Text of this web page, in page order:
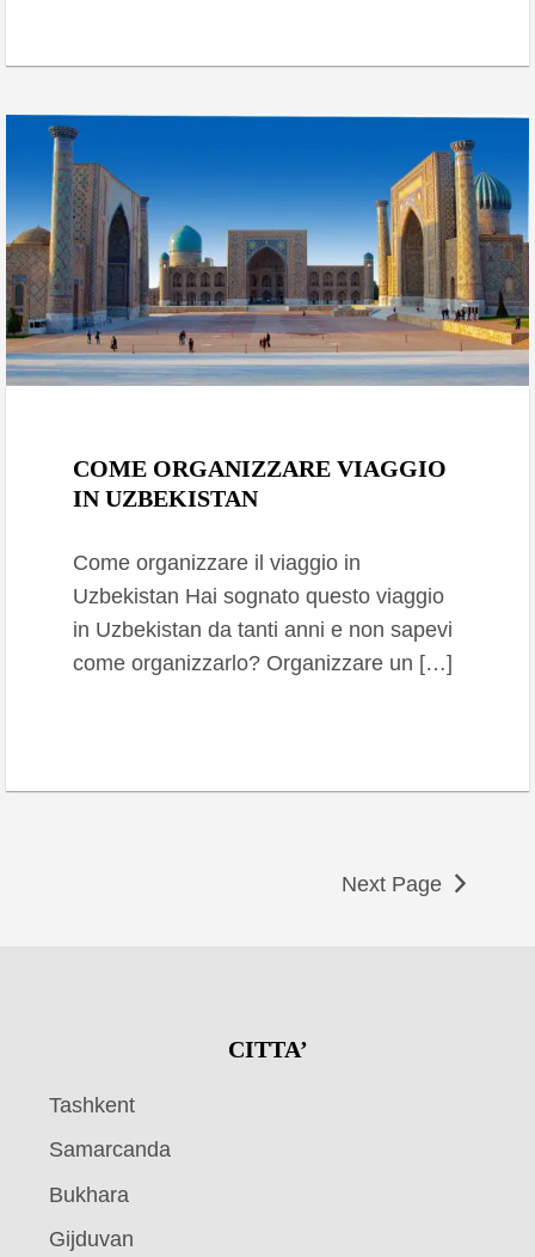
COME ORGANIZZARE VIAGGIO
IN UZBEKISTAN
Come organizzare il viaggio in
Uzbekistan Hai sognato questo viaggio
in Uzbekistan da tanti anni e non sapevi
come organizzarlo? Organizzare un […]
Next Page
CITTA’
Tashkent
Samarcanda
Bukhara
Gijduvan